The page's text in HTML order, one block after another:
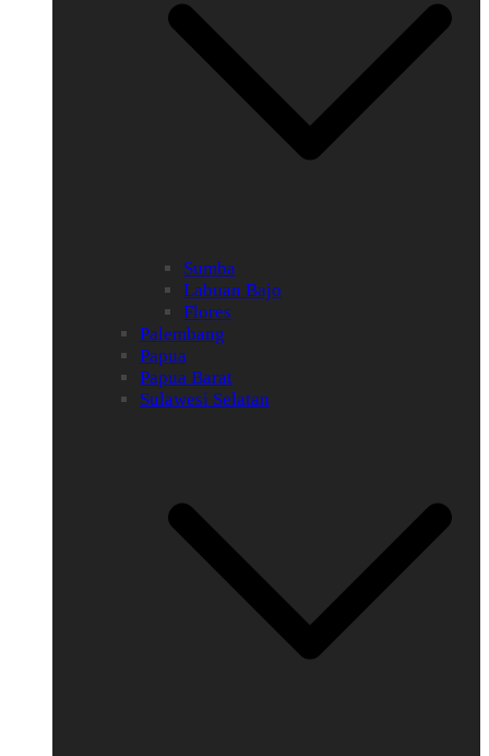
Sumba
Labuan Bajo
Flores
Palembang
Papua
Papua Barat
Sulawesi Selatan